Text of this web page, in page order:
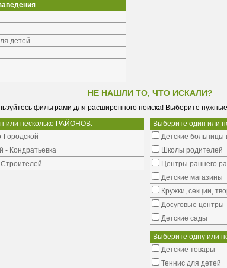
детей
НЕ НАШЛИ ТО, ЧТО ИСКАЛИ?
фильтрами для расширенного поиска! Выберите
или несколько РАЙОНОВ:
Городской
- Кондратьевка
Строителей
Выберите один или
Детские больницы
Школы родителей
Центры раннего
Детские магазины
Кружки, секции,
Досуговые центры
Детские сады
Выберите одну или
Детские товары
Теннис для детей